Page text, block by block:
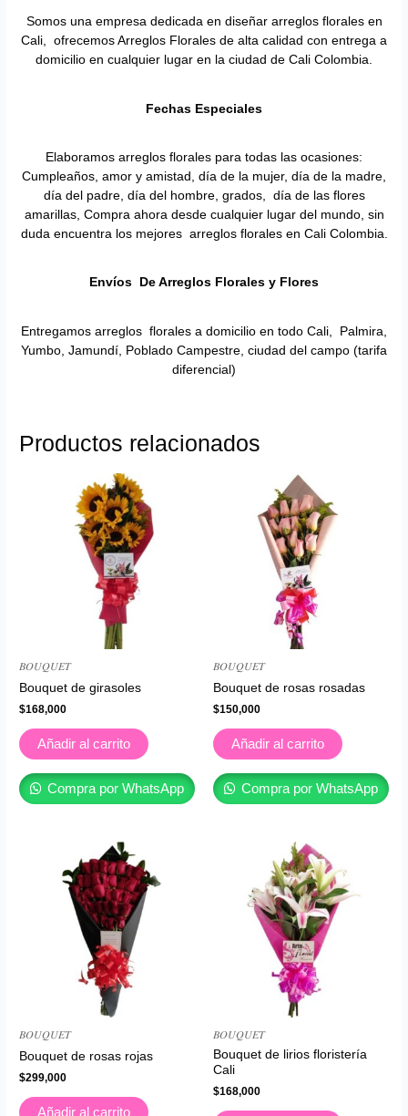
Somos una empresa dedicada en diseñar arreglos florales en
Cali, ofrecemos Arreglos Florales de alta calidad con entrega a
domicilio en cualquier lugar en la ciudad de Cali Colombia.
Fechas Especiales
Elaboramos arreglos florales para todas las ocasiones:
Cumpleaños, amor y amistad, día de la mujer, día de la madre,
día del padre, día del hombre, grados, día de las flores
amarillas, Compra ahora desde cualquier lugar del mundo, sin
duda encuentra los mejores arreglos florales en Cali Colombia.
Envíos De Arreglos Florales y Flores
Entregamos arreglos florales a domicilio en todo Cali, Palmira,
Yumbo, Jamundí, Poblado Campestre, ciudad del campo (tarifa
diferencial)
Productos relacionados
𝐵𝑂𝑈𝑄𝑈𝐸𝑇
Bouquet de girasoles
$168,000
Añadir al carrito
Compra por WhatsApp
𝐵𝑂𝑈𝑄𝑈𝐸𝑇
Bouquet de rosas rosadas
$150,000
Añadir al carrito
Compra por WhatsApp
𝐵𝑂𝑈𝑄𝑈𝐸𝑇
Bouquet de rosas rojas
$299,000
Añadir al carrito
𝐵𝑂𝑈𝑄𝑈𝐸𝑇
Bouquet de lirios floristería
Cali
$168,000